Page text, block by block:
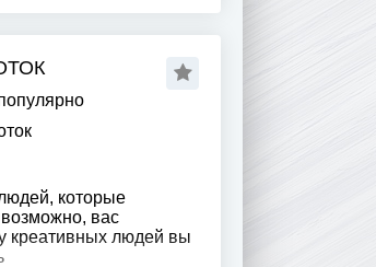
которые
вас
креативных людей вы